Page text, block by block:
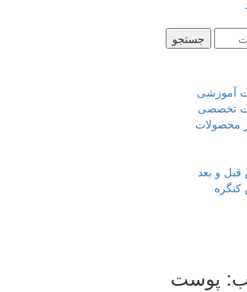
جستجو
آموزشی
تخصصی
محصولات
و بعد
پوست